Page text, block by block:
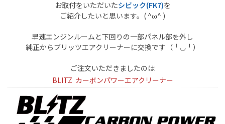
お取付をいただいたシビック(FK7)を
ご紹介したいと思います。( ^ω^ )
早速エンジンルームと下回りの一部パネル部を外し
純正からブリッツエアクリーナーに交換です（╹◡╹）
ご注文いただきましたのは
BLITZ カーボンパワーエアクリーナー